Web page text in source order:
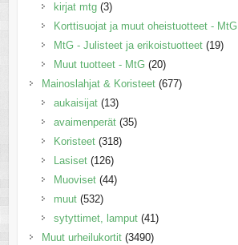
kirjat mtg (3)
Korttisuojat ja muut oheistuotteet - MtG
MtG - Julisteet ja erikoistuotteet (19)
Muut tuotteet - MtG (20)
Mainoslahjat & Koristeet (677)
aukaisijat (13)
avaimenperät (35)
Koristeet (318)
Lasiset (126)
Muoviset (44)
muut (532)
sytyttimet, lamput (41)
Muut urheilukortit (3490)